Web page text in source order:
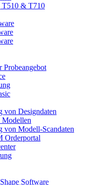
T510 & T710
Probeangebot
von Designdaten
Modellen
von Modell-Scandaten
Orderportal
Software